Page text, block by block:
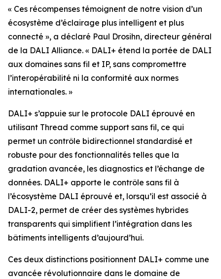
« Ces récompenses témoignent de notre vision d’un
écosystème d’éclairage plus intelligent et plus
connecté », a déclaré Paul Drosihn, directeur général
de la DALI Alliance. « DALI+ étend la portée de DALI
aux domaines sans fil et IP, sans compromettre
l’interopérabilité ni la conformité aux normes
internationales. »
DALI+ s’appuie sur le protocole DALI éprouvé en
utilisant Thread comme support sans fil, ce qui
permet un contrôle bidirectionnel standardisé et
robuste pour des fonctionnalités telles que la
gradation avancée, les diagnostics et l’échange de
données. DALI+ apporte le contrôle sans fil à
l’écosystème DALI éprouvé et, lorsqu’il est associé à
DALI-2, permet de créer des systèmes hybrides
transparents qui simplifient l’intégration dans les
bâtiments intelligents d’aujourd’hui.
Ces deux distinctions positionnent DALI+ comme une
avancée révolutionnaire dans le domaine de